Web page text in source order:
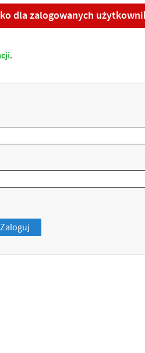
dla zalogowanych
.
Zaloguj